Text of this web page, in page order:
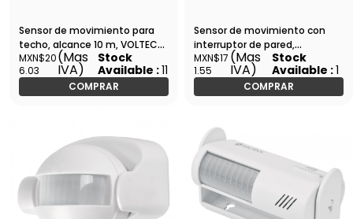
Sensor de movimiento para
techo, alcance 10 m, VOLTECK-
SEMO-IN / 46599
MXN$20
6.03
(Mas
IVA)
Stock
Available :11
COMPRAR
Sensor de movimiento con
interruptor de pared,
VOLTECK-SEMO-CL / 47230
MXN$17
1.55
(Mas
IVA)
Stock
Available :1
COMPRAR